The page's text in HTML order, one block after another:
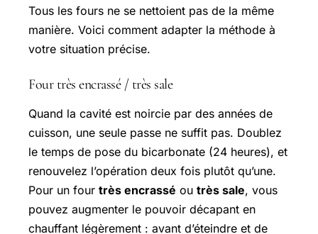
Tous les fours ne se nettoient pas de la même
manière. Voici comment adapter la méthode à
votre situation précise.
Four très encrassé / très sale
Quand la cavité est noircie par des années de
cuisson, une seule passe ne suffit pas. Doublez
le temps de pose du bicarbonate (24 heures), et
renouvelez l’opération deux fois plutôt qu’une.
Pour un four très encrassé ou très sale, vous
pouvez augmenter le pouvoir décapant en
chauffant légèrement : avant d’éteindre et de